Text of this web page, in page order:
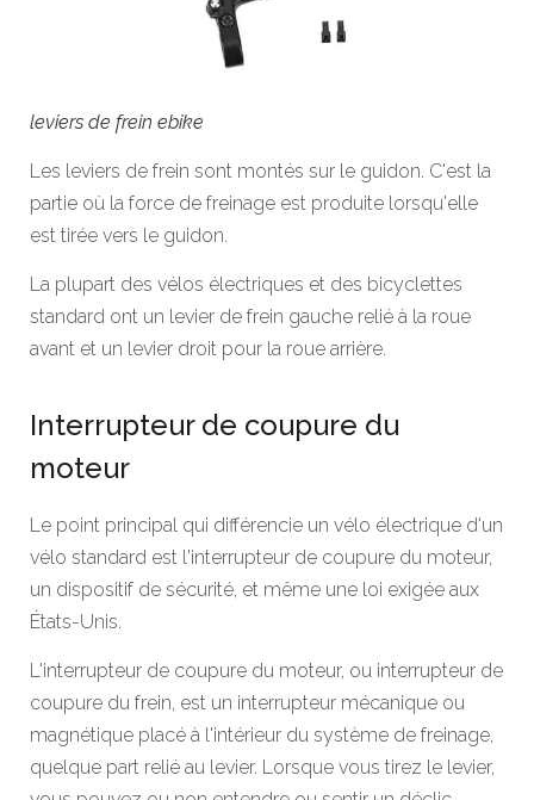
leviers de frein ebike
Les leviers de frein sont montés sur le guidon. C'est la
partie où la force de freinage est produite lorsqu'elle
est tirée vers le guidon.
La plupart des vélos électriques et des bicyclettes
standard ont un levier de frein gauche relié à la roue
avant et un levier droit pour la roue arrière.
Interrupteur de coupure du
moteur
Le point principal qui différencie un vélo électrique d'un
vélo standard est l'interrupteur de coupure du moteur,
un dispositif de sécurité, et même une loi exigée aux
États-Unis.
L'interrupteur de coupure du moteur, ou interrupteur de
coupure du frein, est un interrupteur mécanique ou
magnétique placé à l'intérieur du système de freinage,
quelque part relié au levier. Lorsque vous tirez le levier,